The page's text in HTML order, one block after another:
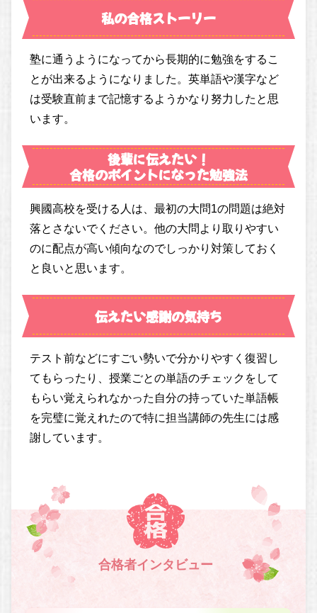
私の合格ストーリー
塾に通うようになってから長期的に勉強をするこ
とが出来るようになりました。英単語や漢字など
は受験直前まで記憶するようかなり努力したと思
います。
後輩に伝えたい！
合格のポイントになった勉強法
興國高校を受ける人は、最初の大問1の問題は絶対
落とさないでください。他の大問より取りやすい
のに配点が高い傾向なのでしっかり対策しておく
と良いと思います。
伝えたい感謝の気持ち
テスト前などにすごい勢いで分かりやすく復習し
てもらったり、授業ごとの単語のチェックをして
もらい覚えられなかった自分の持っていた単語帳
を完璧に覚えれたので特に担当講師の先生には感
謝しています。
合格者インタビュー